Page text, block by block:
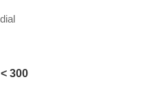
< 300